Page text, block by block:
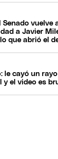
Senado vuelve
a Javier
que abrió el
le cayó un
el video es